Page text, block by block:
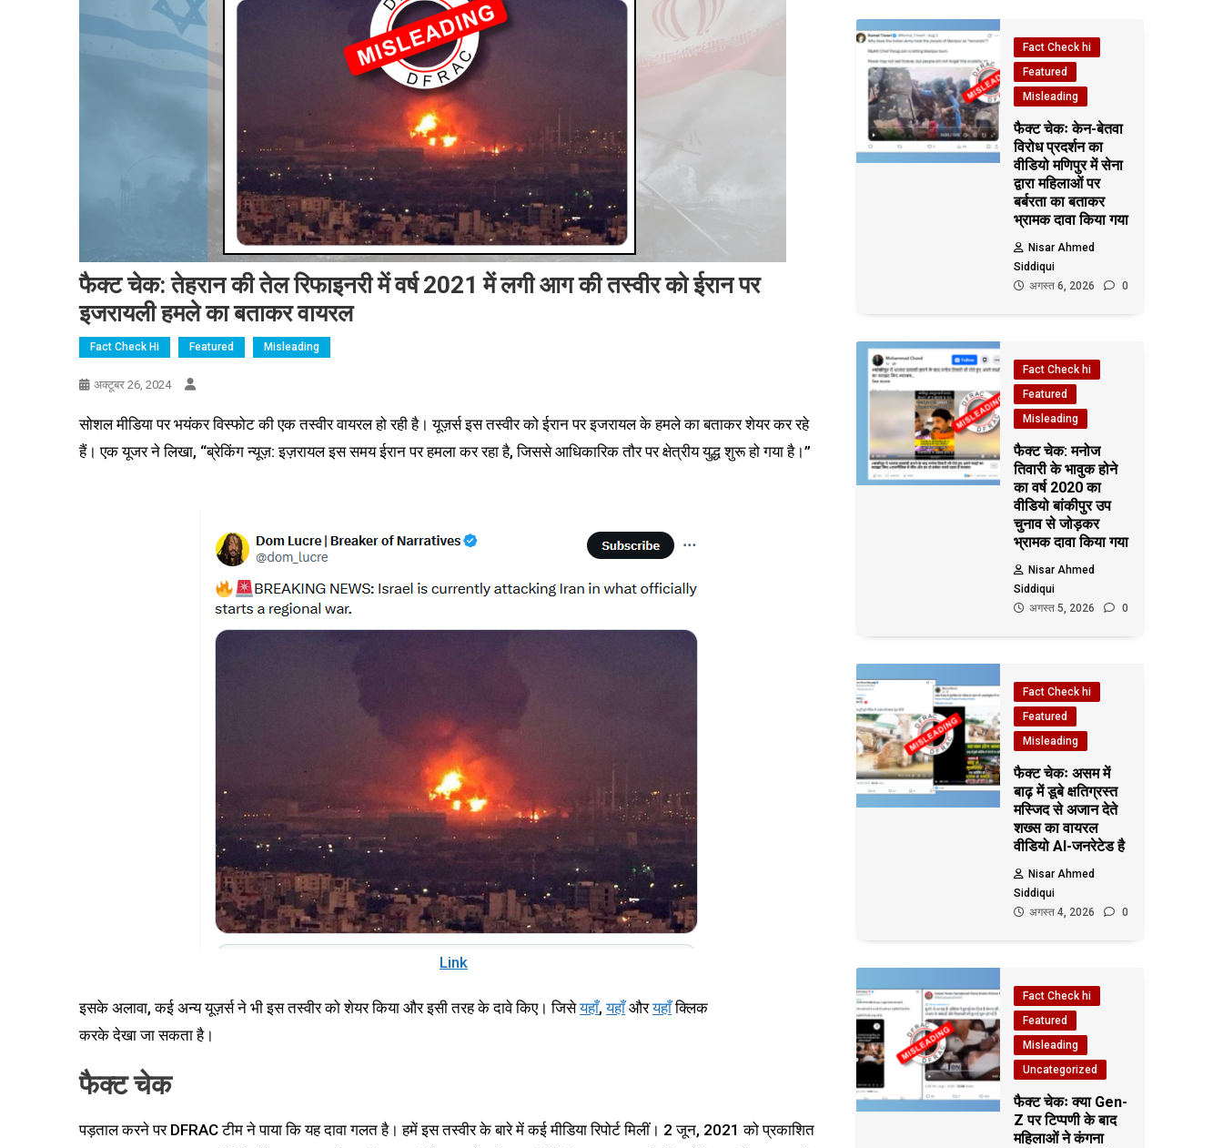
फैक्ट चेक: तेहरान की तेल रिफाइनरी में वर्ष 2021 में लगी आग की तस्वीर को ईरान पर
इजरायली हमले का बताकर वायरल
Fact Check Hi Featured Misleading
अक्टूबर 26, 2024
सोशल मीडिया पर भयंकर विस्फोट की एक तस्वीर वायरल हो रही है। यूज़र्स इस तस्वीर को ईरान पर इजरायल के हमले का बताकर शेयर कर रहे
हैं। एक यूजर ने लिखा, “ब्रेकिंग न्यूज़: इज़रायल इस समय ईरान पर हमला कर रहा है, जिससे आधिकारिक तौर पर क्षेत्रीय युद्ध शुरू हो गया है।”
Link
इसके अलावा, कई अन्य यूज़र्स ने भी इस तस्वीर को शेयर किया और इसी तरह के दावे किए। जिसेयहाँ,यहाँऔरयहाँक्लिक
करके देखा जा सकता है।
फैक्ट चेक
पड़ताल करने पर DFRAC टीम ने पाया कि यह दावा गलत है। हमें इस तस्वीर के बारे में कई मीडिया रिपोर्ट मिलीं। 2 जून, 2021 को प्रकाशित
Fact Check hi
Featured
Misleading
फैक्ट चेकः केन-बेतवा
विरोध प्रदर्शन का
वीडियो मणिपुर में सेना
द्वारा महिलाओं पर
बर्बरता का बताकर
भ्रामक दावा किया गया
Nisar Ahmed
Siddiqui
अगस्त 6, 2026
0
Fact Check hi
Featured
Misleading
फैक्ट चेक: मनोज
तिवारी के भावुक होने
का वर्ष 2020 का
वीडियो बांकीपुर उप
चुनाव से जोड़कर
भ्रामक दावा किया गया
Nisar Ahmed
Siddiqui
अगस्त 5, 2026
0
Fact Check hi
Featured
Misleading
फैक्ट चेकः असम में
बाढ़ में डूबे क्षतिग्रस्त
मस्जिद से अजान देते
शख्स का वायरल
वीडियो AI-जनरेटेड है
Nisar Ahmed
Siddiqui
अगस्त 4, 2026
0
Fact Check hi
Featured
Misleading
Uncategorized
फैक्ट चेकः क्या Gen-
Z पर टिप्पणी के बाद
महिलाओं ने कंगना